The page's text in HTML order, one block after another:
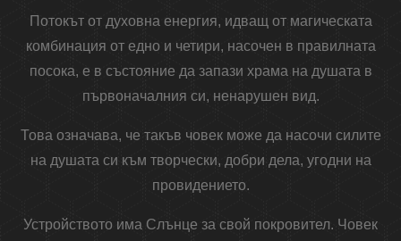
Потокът от духовна енергия, идващ от магическата
комбинация от едно и четири, насочен в правилната
посока, е в състояние да запази храма на душата в
първоначалния си, ненарушен вид.
Това означава, че такъв човек може да насочи силите
на душата си към творчески, добри дела, угодни на
провидението.
Устройството има Слънце за свой покровител. Човек